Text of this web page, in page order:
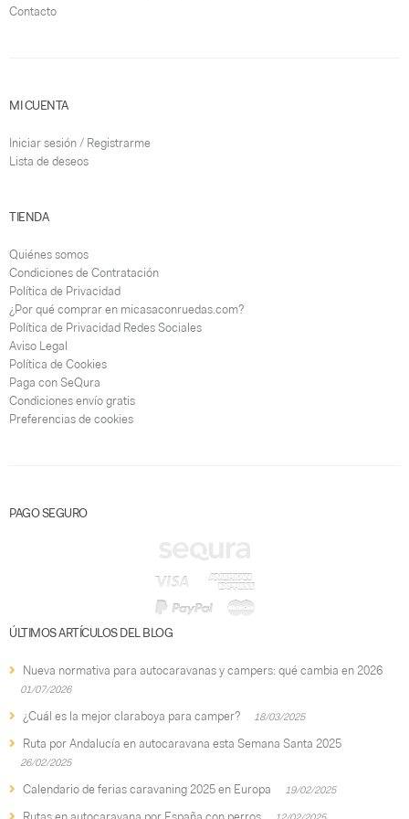
Contacto
MI CUENTA
Iniciar sesión / Registrarme
Lista de deseos
TIENDA
Quiénes somos
Condiciones de Contratación
Política de Privacidad
¿Por qué comprar en micasaconruedas.com?
Política de Privacidad Redes Sociales
Aviso Legal
Política de Cookies
Paga con SeQura
Condiciones envío gratis
Preferencias de cookies
PAGO SEGURO
ÚLTIMOS ARTÍCULOS DEL BLOG
Nueva normativa para autocaravanas y campers: qué cambia en 2026
01/07/2026
¿Cuál es la mejor claraboya para camper? 18/03/2025
Ruta por Andalucía en autocaravana esta Semana Santa 2025
26/02/2025
Calendario de ferias caravaning 2025 en Europa 19/02/2025